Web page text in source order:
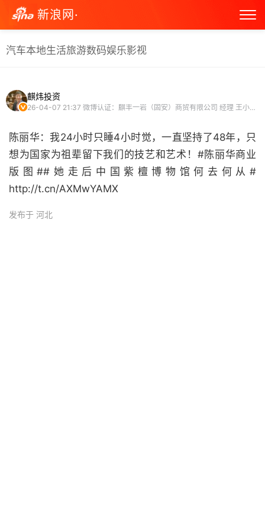
新浪网·
汽车本地生活旅游数码娱乐影视
麒炜投资
26-04-07 21:37 微博认证：麒丰一岩（固安）商贸有限公司 经理 王小磊 财经观察官 微博原创视频博主
陈丽华：我24小时只睡4小时觉，一直坚持了48年，只
想为国家为祖辈留下我们的技艺和艺术！#陈丽华商业
版图##她走后中国紫檀博物馆何去何从#
http://t.cn/AXMwYAMX ​
发布于 河北